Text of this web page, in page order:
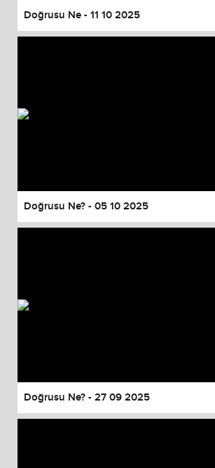
Doğrusu Ne - 11 10 2025
Doğrusu Ne? - 05 10 2025
Doğrusu Ne? - 27 09 2025